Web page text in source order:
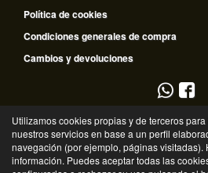
Política de cookies
Condiciones generales de compra
Cambios y devoluciones
953 796
635 672
©Recambios Guadalquivir- 2026 - Tienda
Utilizamos cookies propias y de terceros
nuestros servicios en base a un perfil
navegación (por ejemplo, páginas visitadas).
información. Puedes aceptar todas las